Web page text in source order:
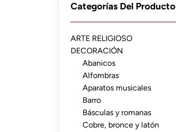
Categorías Del Producto
ARTE RELIGIOSO
DECORACIÓN
Abanicos
Alfombras
Aparatos musicales
Barro
Básculas y romanas
Cobre, bronce y latón